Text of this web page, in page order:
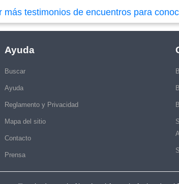
más testimonios de encuentros para
Ayuda
Buscar
Ayuda
Reglamento y Privacidad
Mapa del sitio
Contacto
Prensa